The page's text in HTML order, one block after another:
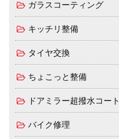
ガラスコーティング
キッチリ整備
タイヤ交換
ちょこっと整備
ドアミラー超撥水コート
バイク修理